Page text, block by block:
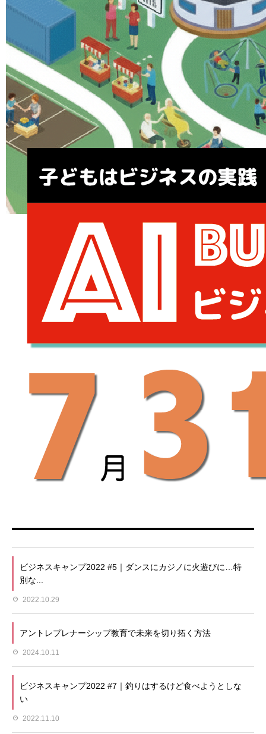
ビジネスキャンプ2022 #5｜ダンスにカジノに火遊びに…特
別な...
2022.10.29
アントレプレナーシップ教育で未来を切り拓く方法
2024.10.11
ビジネスキャンプ2022 #7｜釣りはするけど食べようとしな
い
2022.11.10